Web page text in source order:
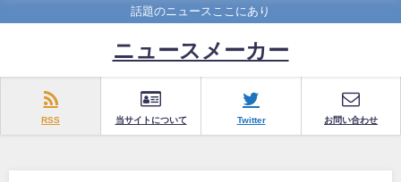
話題のニュースここにあり
ニュースメーカー
RSS 当サイトについて Twitter お問い合わせ